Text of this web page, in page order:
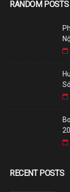
RANDOM POSTS
RECENT POSTS